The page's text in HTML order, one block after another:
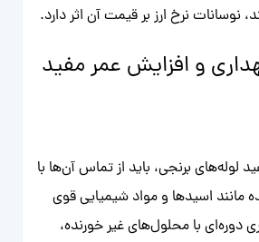
نوسانات نرخ ارز بر قیمت آن اثر دارد.
و افزایش عمر مفید
لوله‌های برنجی، باید از تماس آن‌ها با
مانند اسیدها و مواد شیمیایی قوی
دوره‌ای با محلول‌های غیر خورنده،